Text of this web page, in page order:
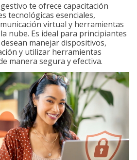
te ofrece capacitación
tecnológicas esenciales,
virtual y herramientas
nube. Es ideal para principiantes
manejar dispositivos,
y utilizar herramientas
manera segura y efectiva.